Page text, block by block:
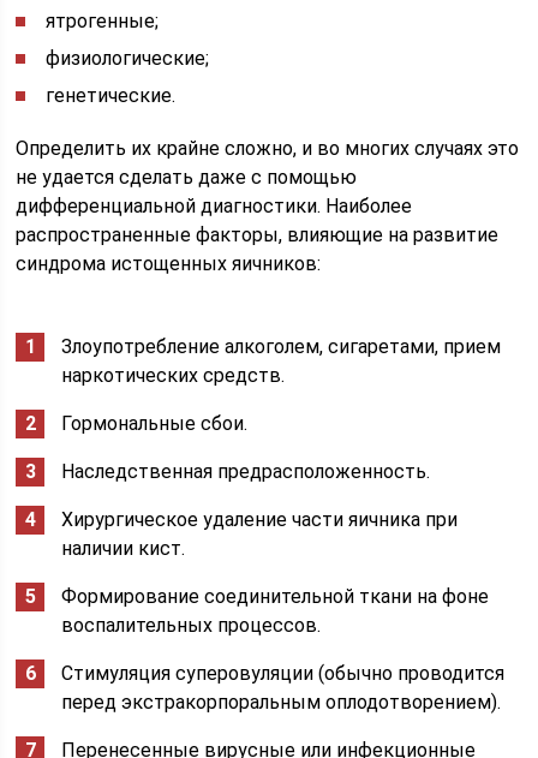
ятрогенные;
физиологические;
генетические.
Определить их крайне сложно, и во многих случаях это
не удается сделать даже с помощью
дифференциальной диагностики. Наиболее
распространенные факторы, влияющие на развитие
синдрома истощенных яичников:
Злоупотребление алкоголем, сигаретами, прием
наркотических средств.
Гормональные сбои.
Наследственная предрасположенность.
Хирургическое удаление части яичника при
наличии кист.
Формирование соединительной ткани на фоне
воспалительных процессов.
Стимуляция суперовуляции (обычно проводится
перед экстракорпоральным оплодотворением).
Перенесенные вирусные или инфекционные